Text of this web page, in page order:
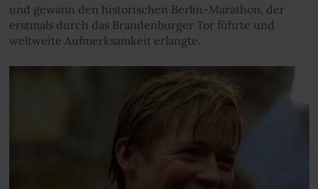
und gewann den historischen Berlin-Marathon, der
erstmals durch das Brandenburger Tor führte und
weltweite Aufmerksamkeit erlangte.